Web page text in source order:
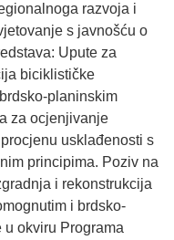
razvoja i
s javnošću o
Upute za
biciklističke
planinskim
za ocjenjivanje
usklađenosti s
principima. Poziv na
i rekonstrukcija
i brdsko-
u okviru Programa